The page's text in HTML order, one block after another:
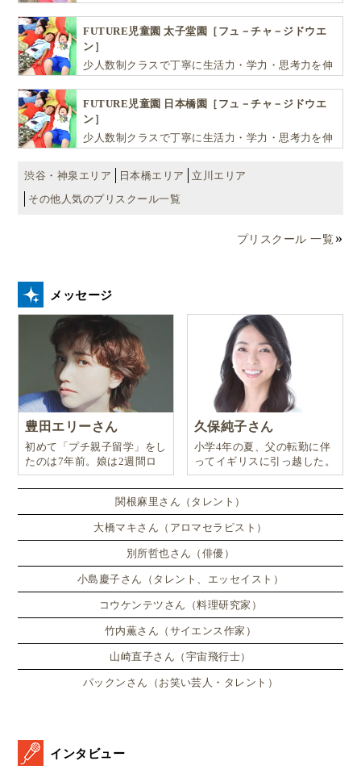
FUTURE児童園 太子堂園［フュ－チャ－ジドウエ
ン］
少人数制クラスで丁寧に生活力・学力・思考力を伸
FUTURE児童園 日本橋園［フュ－チャ－ジドウエ
ン］
少人数制クラスで丁寧に生活力・学力・思考力を伸
渋谷・神泉エリア
日本橋エリア
立川エリア
その他人気のプリスクール一覧
プリスクール 一覧
メッセージ
豊田エリーさん
初めて「プチ親子留学」をし
たのは7年前。娘は2週間ロ
ンドンのサマースクールに通
い、英語劇に挑戦したり、
久保純子さん
小学4年の夏、父の転勤に伴
ってイギリスに引っ越した。
関根麻里さん（タレント）
大橋マキさん（アロマセラピスト）
別所哲也さん（俳優）
小島慶子さん（タレント、エッセイスト）
コウケンテツさん（料理研究家）
竹内薫さん（サイエンス作家）
山崎直子さん（宇宙飛行士）
パックンさん（お笑い芸人・タレント）
インタビュー